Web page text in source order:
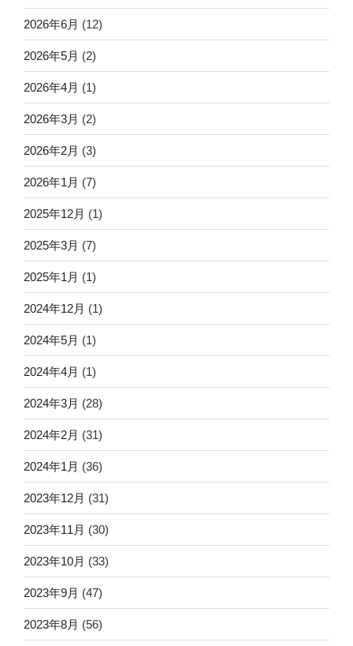
2026年6月 (12)
2026年5月 (2)
2026年4月 (1)
2026年3月 (2)
2026年2月 (3)
2026年1月 (7)
2025年12月 (1)
2025年3月 (7)
2025年1月 (1)
2024年12月 (1)
2024年5月 (1)
2024年4月 (1)
2024年3月 (28)
2024年2月 (31)
2024年1月 (36)
2023年12月 (31)
2023年11月 (30)
2023年10月 (33)
2023年9月 (47)
2023年8月 (56)